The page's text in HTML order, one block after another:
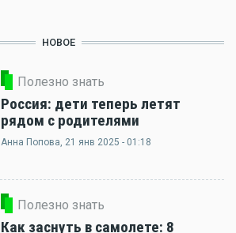
НОВОЕ
Полезно знать
Россия: дети теперь летят
рядом с родителями
Анна Попова, 21 янв 2025 - 01:18
Полезно знать
Как заснуть в самолете: 8